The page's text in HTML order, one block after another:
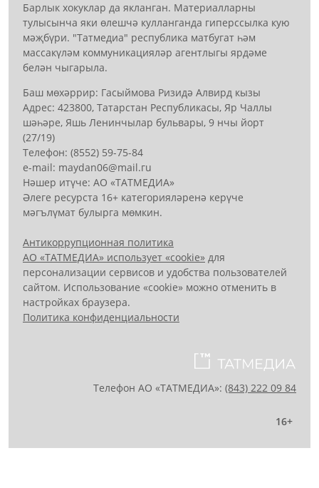
Барлык хокуклар да якланган. Материалларны
тулысынча яки өлешчә кулланганда гиперссылка кую
мәҗбүри. "Татмедиа" республика матбугат һәм
массакүләм коммуникацияләр агентлыгы ярдәме
белән чыгарыла.
Баш мөхәррир: Гасыймова Ризидә Алвирд кызы
Адрес: 423800, Татарстан Республикасы, Яр Чаллы
шәһәре, Яшь Ленинчылар бульвары, 9 нчы йорт
(27/19)
Телефон: (8552) 59-75-84
е-mail: mауdаn06@mail.гu
Нәшер итүче: АО «ТАТМЕДИА»
Әлеге ресурста 16+ категорияләренә керүче
мәгълүмат булырга мөмкин.
Антикоррупционная политика
АО «ТАТМЕДИА» использует «cookie» для
персонализации сервисов и удобства пользователей
сайтом. Использование «cookie» можно отменить в
настройках браузера.
Политика конфиденциальности
Телефон АО «ТАТМЕДИА»: (843) 222 09 84
16+